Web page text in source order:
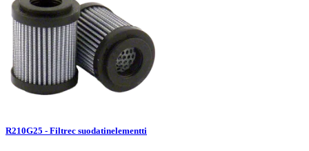
R210G25 - Filtrec suodatinelementti